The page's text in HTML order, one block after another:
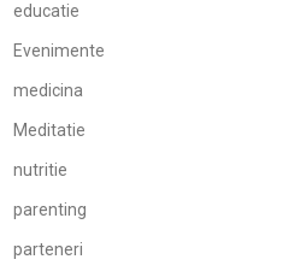
educatie
Evenimente
medicina
Meditatie
nutritie
parenting
parteneri